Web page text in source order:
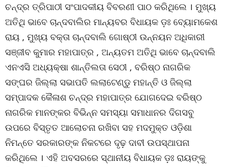
ଚନ୍ଦ୍ର ତ୍ରିପାଠୀ ସଂପାଦକୀୟ ବିବରଣୀ ପାଠ କରିଥିଲେ । ମୁଖ୍ୟ
ଅତିଥି ଭାବେ ଚାନ୍ଦବାଲିର ମାନ୍ୟବର ବିଧାୟକ ଡ଼ଃ ବ୍ୟୋମକେଶ
ରାୟ , ମୁଖ୍ୟ ବକ୍ତା ଚାନ୍ଦବାଲି ଗୋଷ୍ଠୀ ଉନ୍ନୟନ ଅଧିକାରୀ
ସଞ୍ଜୀବ କୁମାର ମହାପାତ୍ର , ଅନ୍ୟତମ ଅତିଥି ଭାବେ ଚାନ୍ଦବାଲି
ଏନଏସି ଅଧ୍ୟକ୍ଷା ଶାନ୍ତିଲତା ସେଠୀ , ବରିଷ୍ଠ ନାଗରିକ
ସଙ୍ଘର ଜିଲ୍ଲା ସଭାପତି ଲଲାଟେଣ୍ଡୁ ମହାନ୍ତି ଓ ଜିଲ୍ଲା
ସମ୍ପାଦକ କୈଳାଶ ଚନ୍ଦ୍ର ମହାପାତ୍ର ଯୋଗଦେଇ ବରିଷ୍ଠ
ନାଗରିକ ମାନଙ୍କର ବିଭିନ୍ନ ସମସ୍ୟା ସମାଧାନର ଦିଗସବୁ
ଉପରେ ବିସ୍ତୃତ ଆଲୋଚନା ରଖିବା ସହ ମଦମୁକ୍ତ ଓଡ଼ିଶା
ନିମନ୍ତେ ସରକାରଙ୍କ ନିକଟରେ ଦୃଢ଼ ଦାବୀ ଉପସ୍ଥାପନା
କରିଥିଲେ । ଏହି ଅବସରରେ ସ୍ଥାନୀୟ ବିଧାୟକ ଡ଼ଃ ରାୟଙ୍କୁ